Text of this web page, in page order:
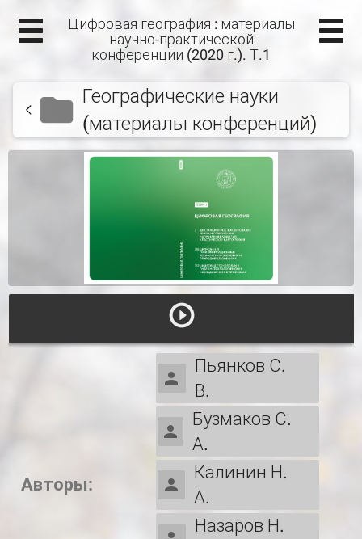
Цифровая география : материалы
научно-практической
конференции (2020 г.). Т.1
Географические науки
(материалы конференций)
Авторы:
Пьянков С.
В.
Бузмаков С.
А.
Калинин Н.
А.
Назаров Н.